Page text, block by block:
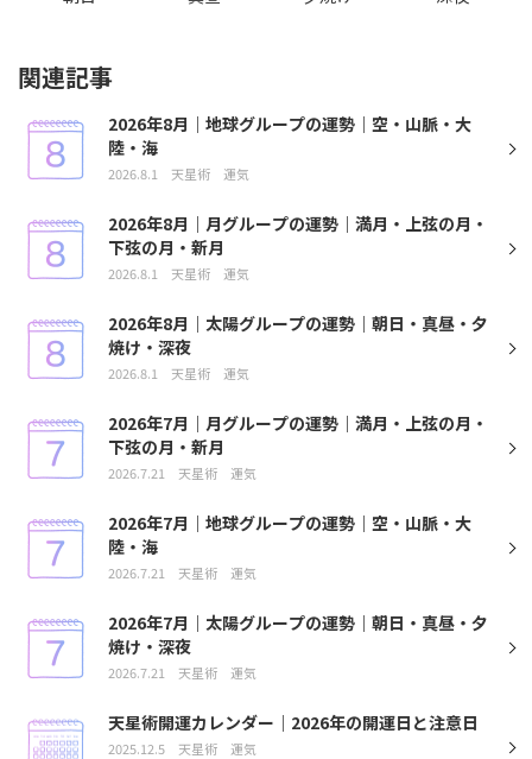
関連記事
2026年8月｜地球グループの運勢｜空・山脈・大
陸・海
2026.8.1 天星術 運気
2026年8月｜月グループの運勢｜満月・上弦の月・
下弦の月・新月
2026.8.1 天星術 運気
2026年8月｜太陽グループの運勢｜朝日・真昼・夕
焼け・深夜
2026.8.1 天星術 運気
2026年7月｜月グループの運勢｜満月・上弦の月・
下弦の月・新月
2026.7.21 天星術 運気
2026年7月｜地球グループの運勢｜空・山脈・大
陸・海
2026.7.21 天星術 運気
2026年7月｜太陽グループの運勢｜朝日・真昼・夕
焼け・深夜
2026.7.21 天星術 運気
天星術開運カレンダー｜2026年の開運日と注意日
2025.12.5 天星術 運気